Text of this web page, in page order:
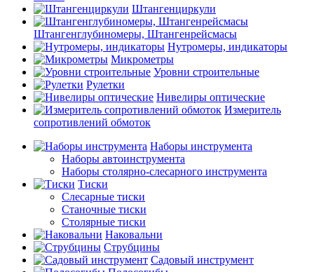
Штангенциркули
Штангенглубиномеры, Штангенрейсмасы
Нутромеры, индикаторы
Микрометры
Уровни строительные
Рулетки
Нивелиры оптические
Измеритель
сопротивлений обмоток
Наборы инструмента
Наборы автоинструмента
Наборы столярно-слесарного инструмента
Тиски
Слесарные тиски
Станочные тиски
Столярные тиски
Наковальни
Струбцины
Садовый инструмент